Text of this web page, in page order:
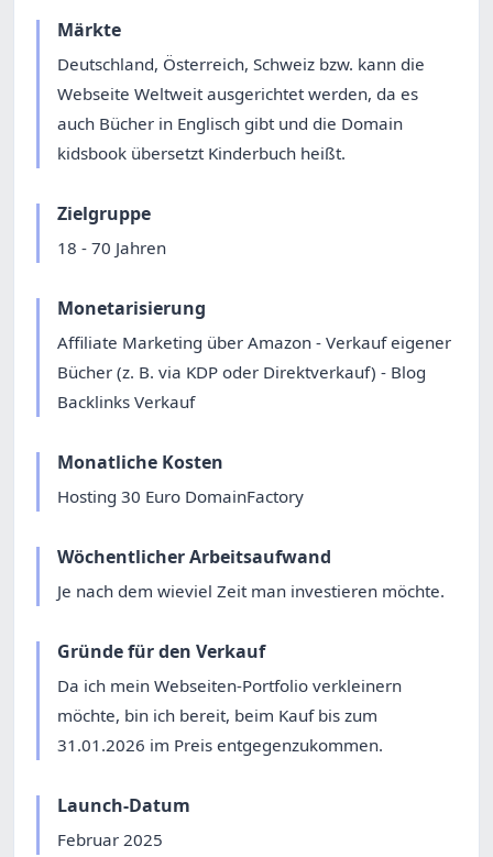
Märkte
Deutschland, Österreich, Schweiz bzw. kann die
Webseite Weltweit ausgerichtet werden, da es
auch Bücher in Englisch gibt und die Domain
kidsbook übersetzt Kinderbuch heißt.
Zielgruppe
18 - 70 Jahren
Monetarisierung
Affiliate Marketing über Amazon - Verkauf eigener
Bücher (z. B. via KDP oder Direktverkauf) - Blog
Backlinks Verkauf
Monatliche Kosten
Hosting 30 Euro DomainFactory
Wöchentlicher Arbeitsaufwand
Je nach dem wieviel Zeit man investieren möchte.
Gründe für den Verkauf
Da ich mein Webseiten-Portfolio verkleinern
möchte, bin ich bereit, beim Kauf bis zum
31.01.2026 im Preis entgegenzukommen.
Launch-Datum
Februar 2025